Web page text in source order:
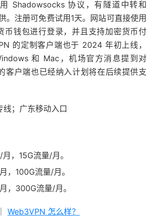
Shadowsocks 协议，有隧道中转和
。注册可免费试用1天。网站可直接使用
币钱包进行登录，并且支持加密货币付
的定制客户端也于 2024 年初上线，
和 Mac，机场官方消息提到对
客户端也已经纳入计划将在后续提供支
线；广东移动入口
，15G流量/月。
，100G流量/月。
，300G流量/月。
Web3VPN 怎么样？